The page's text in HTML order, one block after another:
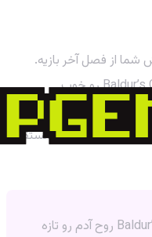
از فصل آخر بازیه.
سوال اینجاست: چقدر پرده سوم Baldur’s Gate 3 رو خوب
که تا آخرین
یا اونایی که مستقیم
بازی‌های حماسی مثل Baldur’s Gate 3 روح آدم رو تازه